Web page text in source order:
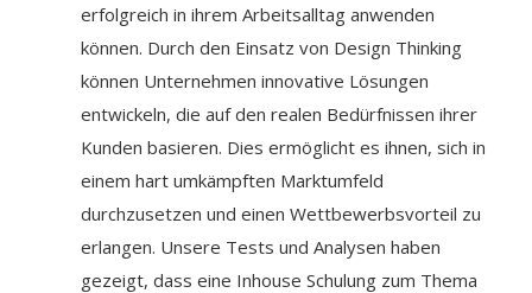
erfolgreich in ihrem Arbeitsalltag anwenden
können. Durch den Einsatz von Design Thinking
können Unternehmen innovative Lösungen
entwickeln, die auf den realen Bedürfnissen ihrer
Kunden basieren. Dies ermöglicht es ihnen, sich in
einem hart umkämpften Marktumfeld
durchzusetzen und einen Wettbewerbsvorteil zu
erlangen. Unsere Tests und Analysen haben
gezeigt, dass eine Inhouse Schulung zum Thema